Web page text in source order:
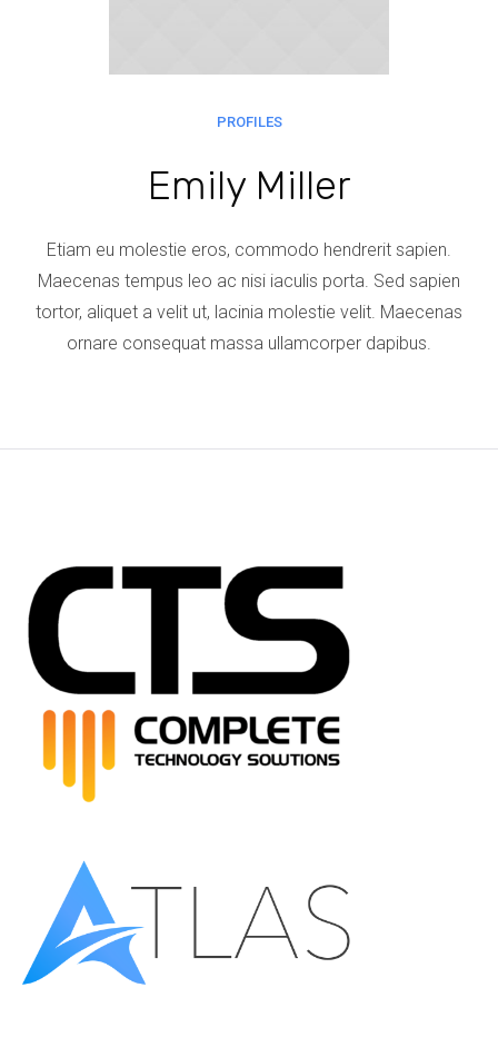
PROFILES
Emily Miller
Etiam eu molestie eros, commodo hendrerit sapien.
Maecenas tempus leo ac nisi iaculis porta. Sed sapien
tortor, aliquet a velit ut, lacinia molestie velit. Maecenas
ornare consequat massa ullamcorper dapibus.